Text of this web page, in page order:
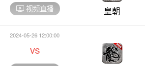
视频直播 皇朝
2024-05-26 12:00:00
vs